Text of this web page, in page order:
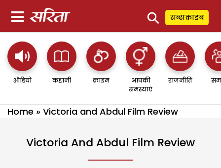
⚲ सब्सक्राइब
ऑडियो कहानी क्राइम
आपकी
समस्याएं
राजनीति
Home » Victoria and Abdul Film Review
Victoria And Abdul Film Review